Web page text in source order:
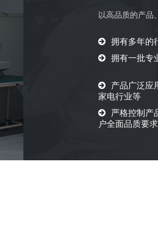
以高品质的产品
拥有多年的
拥有一批专
产品广泛应
家电行业等
严格控制产
户全面品质要求